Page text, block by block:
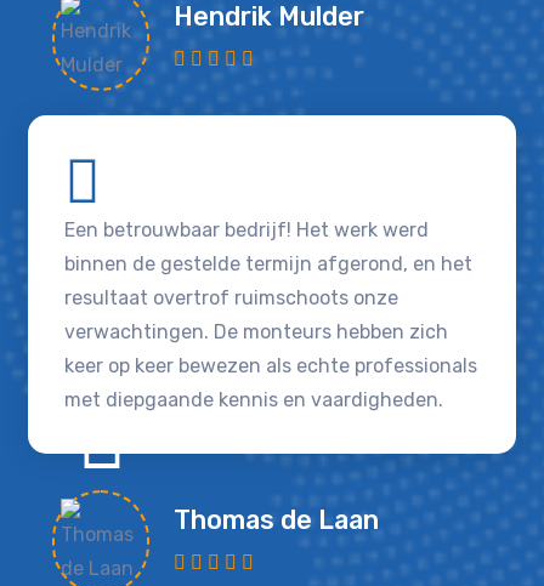
Hendrik Mulder
Een betrouwbaar bedrijf! Het werk werd
binnen de gestelde termijn afgerond, en het
resultaat overtrof ruimschoots onze
verwachtingen. De monteurs hebben zich
keer op keer bewezen als echte professionals
met diepgaande kennis en vaardigheden.
Thomas de Laan